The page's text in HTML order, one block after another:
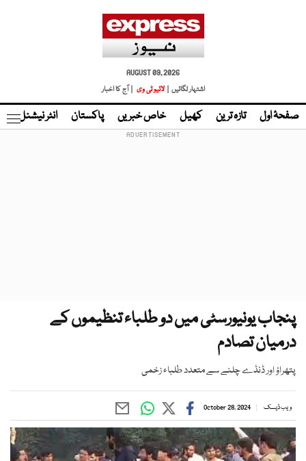
AUGUST 09, 2026
اشتہار لگائیں |
لائیو ٹی وی | آج کا اخبار
صفحۂ اول تازہ ترین کھیل خاص خبریں پاکستان انٹر نیشنل
پنجاب یونیورسٹی میں دو طلباء تنظیموں کے
درمیان تصادم
پتھراؤ اور ڈنڈے چلنے سے متعدد طلباء زخمی
ویب ڈیسک October 28, 2024